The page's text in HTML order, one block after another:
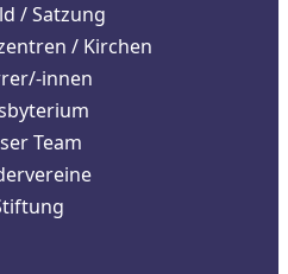
/ Satzung
/ Kirchen
innen
Team